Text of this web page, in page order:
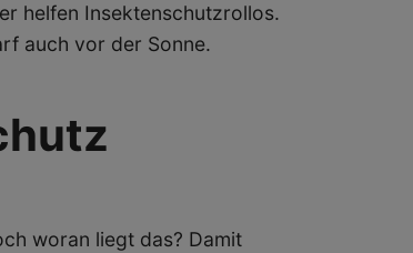
helfen Insektenschutzrollos.
auch vor der Sonne.
woran liegt das? Damit